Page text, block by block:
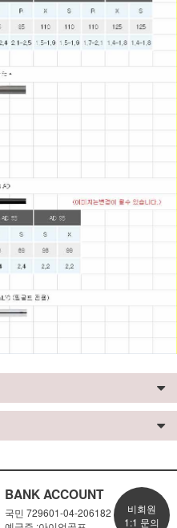
BANK ACCOUNT
국민 729601-04-206182
비회원
1:1 문의